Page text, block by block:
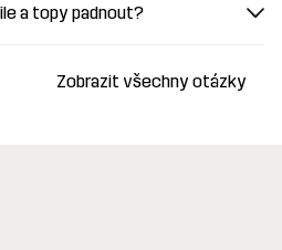
a topy padnout?
Zobrazit všechny otázky